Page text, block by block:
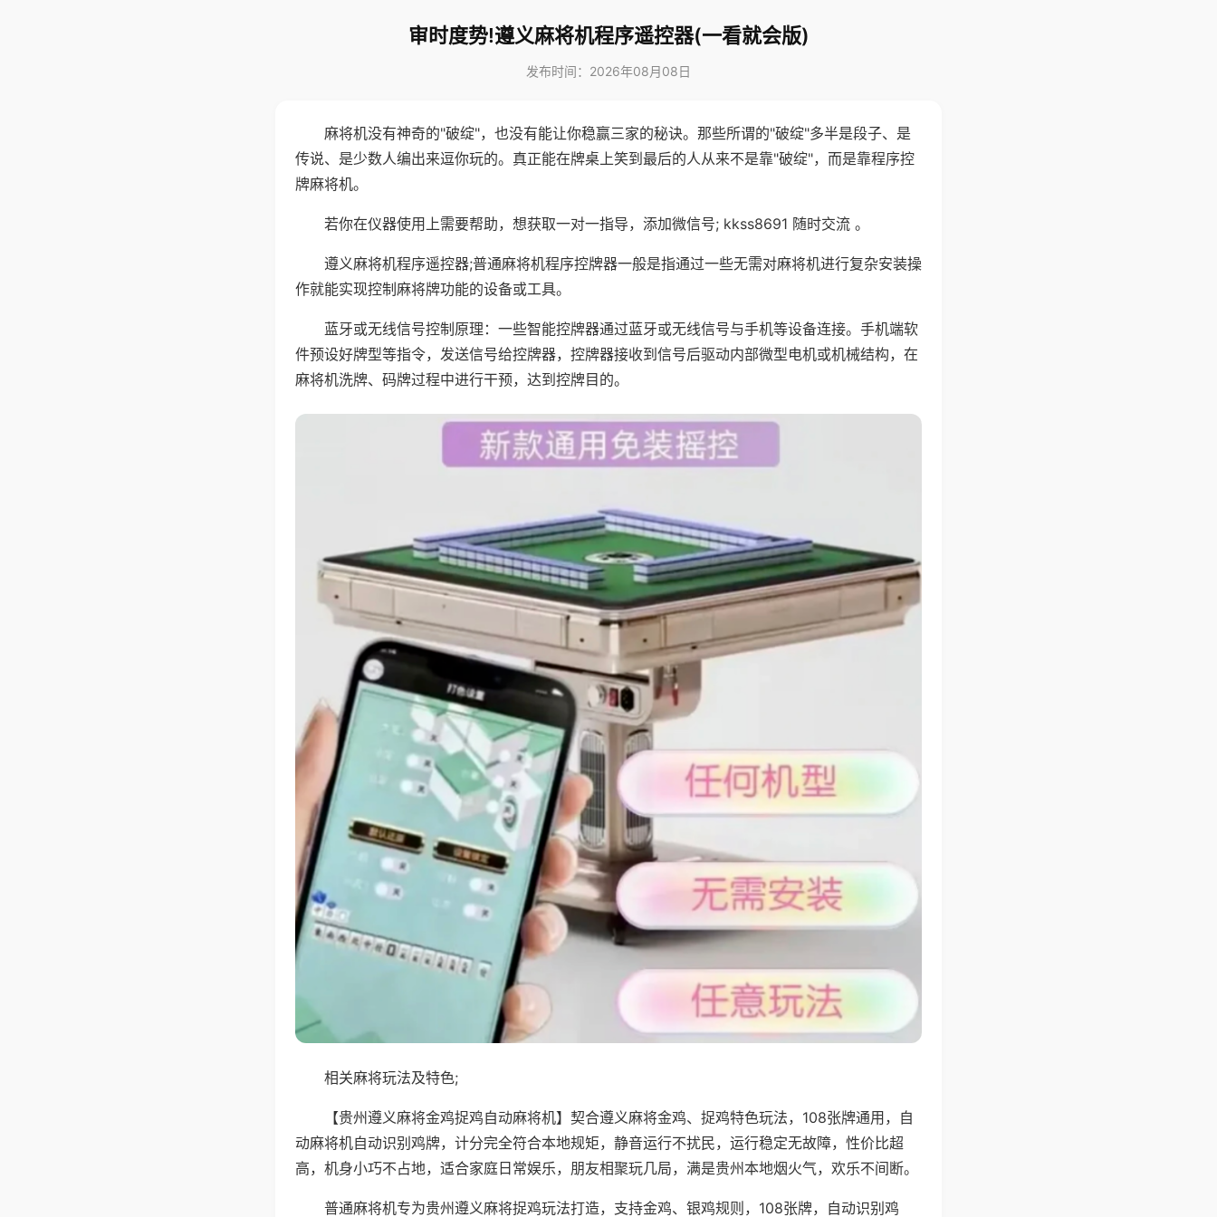
审时度势!遵义麻将机程序遥控器(一看就会版)
发布时间：2026年08月08日
麻将机没有神奇的"破绽"，也没有能让你稳赢三家的秘诀。那些所谓的"破绽"多半是段子、是
传说、是少数人编出来逗你玩的。真正能在牌桌上笑到最后的人从来不是靠"破绽"，而是靠程序控
牌麻将机。
若你在仪器使用上需要帮助，想获取一对一指导，添加微信号; kkss8691 随时交流 。
遵义麻将机程序遥控器;普通麻将机程序控牌器一般是指通过一些无需对麻将机进行复杂安装操
作就能实现控制麻将牌功能的设备或工具。
蓝牙或无线信号控制原理：一些智能控牌器通过蓝牙或无线信号与手机等设备连接。手机端软
件预设好牌型等指令，发送信号给控牌器，控牌器接收到信号后驱动内部微型电机或机械结构，在
麻将机洗牌、码牌过程中进行干预，达到控牌目的。
相关麻将玩法及特色;
【贵州遵义麻将金鸡捉鸡自动麻将机】契合遵义麻将金鸡、捉鸡特色玩法，108张牌通用，自
动麻将机自动识别鸡牌，计分完全符合本地规矩，静音运行不扰民，运行稳定无故障，性价比超
高，机身小巧不占地，适合家庭日常娱乐，朋友相聚玩几局，满是贵州本地烟火气，欢乐不间断。
普通麻将机专为贵州遵义麻将捉鸡玩法打造，支持金鸡、银鸡规则，108张牌，自动识别鸡